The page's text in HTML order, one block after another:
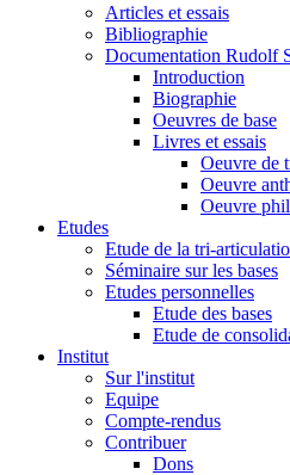
Articles et essais
Bibliographie
Documentation Rudolf
Introduction
Biographie
Oeuvres de base
Livres et essais
Oeuvre de
Oeuvre
Oeuvre
Etudes
Etude de la tri-
Séminaire sur les bases
Etudes personnelles
Etude des bases
Etude de
Institut
Sur l'institut
Equipe
Compte-rendus
Contribuer
Dons